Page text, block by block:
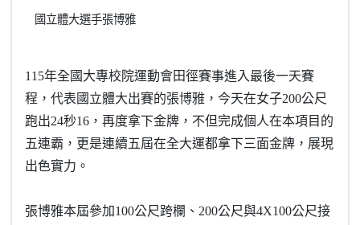
國立體大選手張博雅
115年全國大專校院運動會田徑賽事進入最後一天賽
程，代表國立體大出賽的張博雅，今天在女子200公尺
跑出24秒16，再度拿下金牌，不但完成個人在本項目的
五連霸，更是連續五屆在全大運都拿下三面金牌，展現
出色實力。
張博雅本屆參加100公尺跨欄、200公尺與4X100公尺接